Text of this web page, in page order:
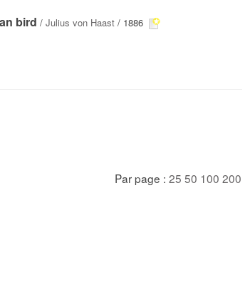
bird / Julius von Haast / 1886
Par page : 25 50 100 200